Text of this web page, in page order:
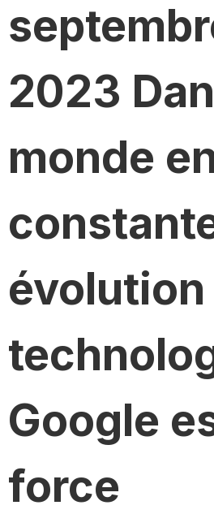
2023
monde
évolution
Google
force